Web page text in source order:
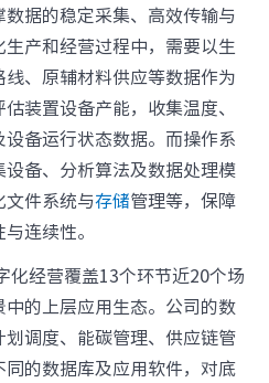
据的稳定采集、高效传输与
产和经营过程中，需要以生
、原辅材料供应等数据作为
装置设备产能，收集温度、
备运行状态数据。而操作系
备、分析算法及数据处理模
件系统与存储管理等，保障
连续性。
经营覆盖13个环节近20个场
的上层应用生态。公司的数
调度、能碳管理、供应链管
的数据库及应用软件，对底